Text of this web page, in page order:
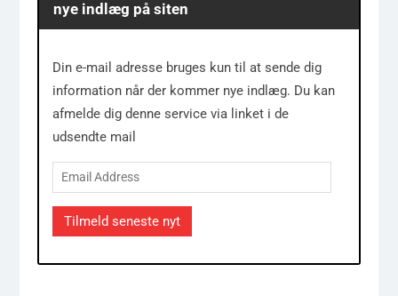
nye indlæg på siten
Din e-mail adresse bruges kun til at sende dig
information når der kommer nye indlæg. Du kan
afmelde dig denne service via linket i de
udsendte mail
Email
Address
Tilmeld seneste nyt